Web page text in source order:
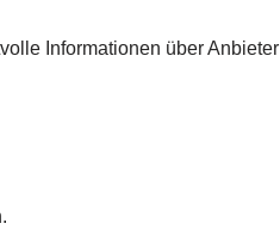
Informationen über Anbieter